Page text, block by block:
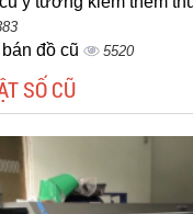
đồ cũ 5520
SỐ CŨ